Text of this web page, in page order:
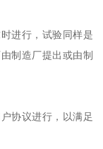
进行，试验同样是
制造厂提出或由制
协议进行，以满足